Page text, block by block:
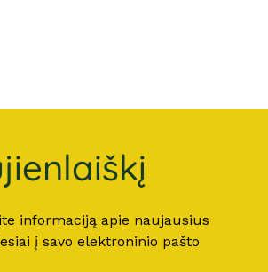
informaciją apie naujausius
į savo elektroninio pašto